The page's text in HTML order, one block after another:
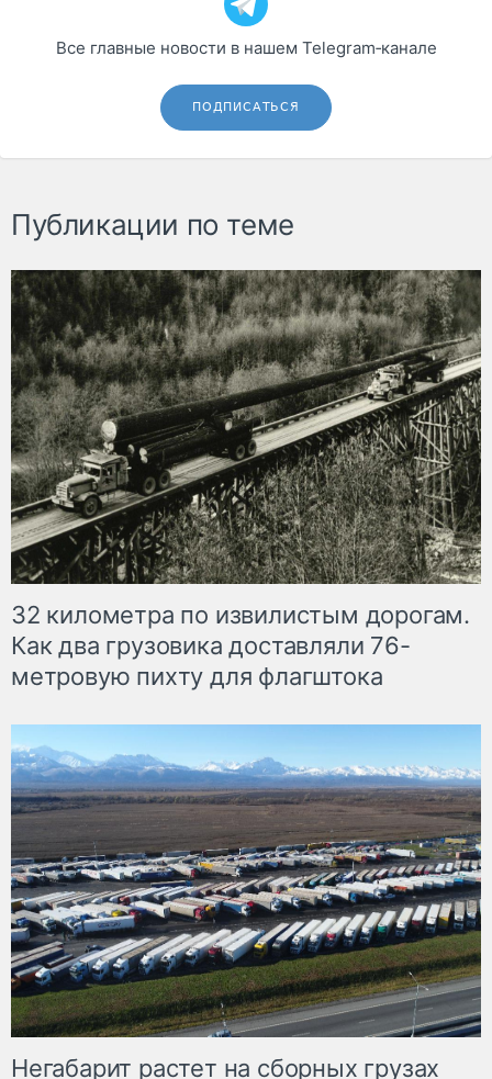
Все главные новости в нашем Telegram‑канале
ПОДПИСАТЬСЯ
Публикации по теме
32 километра по извилистым дорогам.
Как два грузовика доставляли 76-
метровую пихту для флагштока
Негабарит растет на сборных грузах